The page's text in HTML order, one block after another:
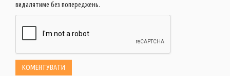
видалятиме без попереджень.